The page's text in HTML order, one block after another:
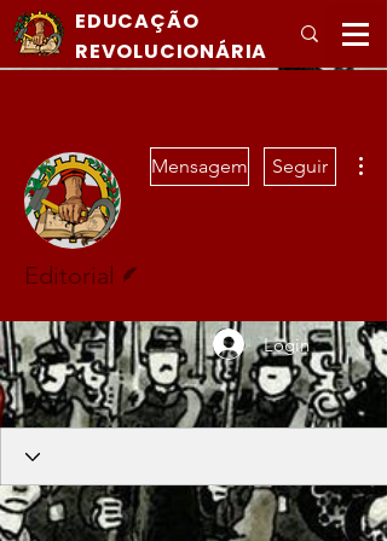
EDUCAÇÃO
REVOLUCIONÁRIA
Mensagem Seguir
Editorial
Login